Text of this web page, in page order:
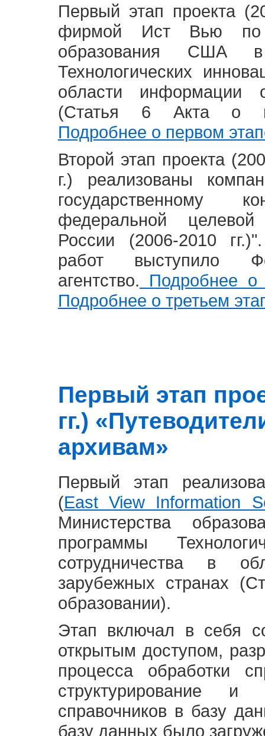
Первый этап проекта
фирмой Ист Вью по
образования США
Технологических
области информации
(Статья 6 Акта о
Подробнее о первом
Второй этап проекта
г.) реализованы
государственному
федеральной
России (2006-2010
работ выступило
агентство. Подробнее о
Подробнее о третьем
Первый этап
гг.)
архивам»
Первый этап
(East View Information
Министерства
программы
сотрудничества в
зарубежных странах
образовании).
Этап включал в себя
открытым доступом,
процесса обработки
структурирование и
справочников в базу
базу данных было